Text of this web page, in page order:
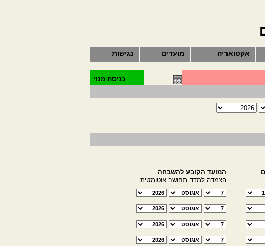
אקטואריה מועדים נגישות
כניסת מנוי
המועד הקובע להשבחה
הצמדה למדד תחושב אוטומטית